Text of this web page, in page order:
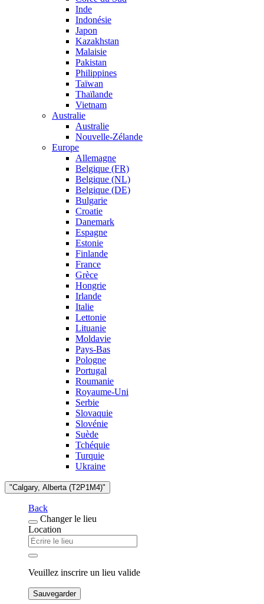
Inde
Indonésie
Japon
Kazakhstan
Malaisie
Pakistan
Philippines
Taïwan
Thaïlande
Vietnam
Australie
Australie
Nouvelle-Zélande
Europe
Allemagne
Belgique (FR)
Belgique (NL)
Belgique (DE)
Bulgarie
Croatie
Danemark
Espagne
Estonie
Finlande
France
Grèce
Hongrie
Irlande
Italie
Lettonie
Lituanie
Moldavie
Pays-Bas
Pologne
Portugal
Roumanie
Royaume-Uni
Serbie
Slovaquie
Slovénie
Suède
Tchéquie
Turquie
Ukraine
"Calgary, Alberta (T2P1M4)"
Back
Changer le lieu
Location
Veuillez inscrire un lieu valide
Sauvegarder